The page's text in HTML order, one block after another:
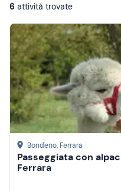
6 attività trovate
Bondeno, Ferrara
Passeggiata con
Ferrara